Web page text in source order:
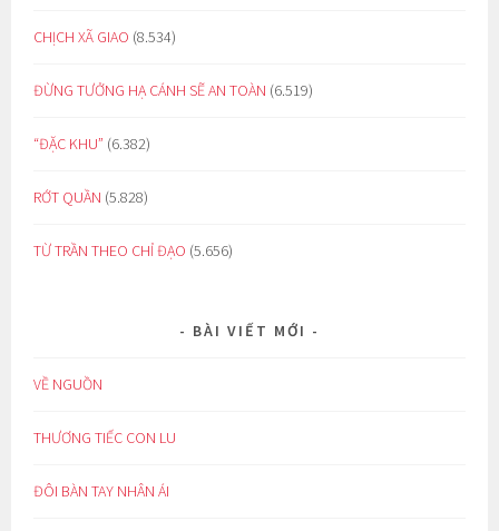
CHỊCH XÃ GIAO (8.534)
ĐỪNG TƯỞNG HẠ CÁNH SẼ AN TOÀN (6.519)
“ĐẶC KHU” (6.382)
RỚT QUẦN (5.828)
TỪ TRẦN THEO CHỈ ĐẠO (5.656)
BÀI VIẾT MỚI
VỀ NGUỒN
THƯƠNG TIẾC CON LU
ĐÔI BÀN TAY NHÂN ÁI